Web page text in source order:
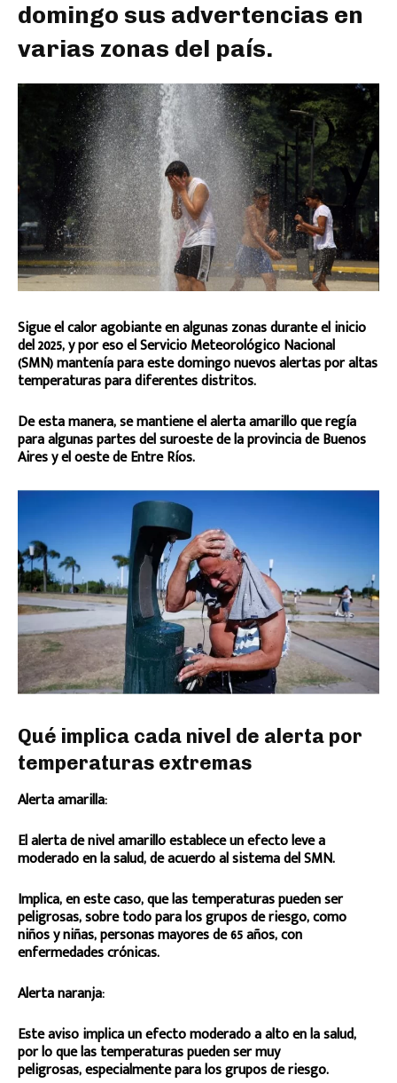
domingo sus advertencias en
varias zonas del país.
Sigue el calor agobiante en algunas zonas durante el inicio
del 2025, y por eso el Servicio Meteorológico Nacional
(SMN) mantenía para este domingo nuevos alertas por altas
temperaturas para diferentes distritos.
De esta manera, se mantiene el alerta amarillo que regía
para algunas partes del suroeste de la provincia de Buenos
Aires y el oeste de Entre Ríos.
Qué implica cada nivel de alerta por
temperaturas extremas
Alerta amarilla:
El alerta de nivel amarillo establece un efecto leve a
moderado en la salud, de acuerdo al sistema del SMN.
Implica, en este caso, que las temperaturas pueden ser
peligrosas, sobre todo para los grupos de riesgo, como
niños y niñas, personas mayores de 65 años, con
enfermedades crónicas.
Alerta naranja:
Este aviso implica un efecto moderado a alto en la salud,
por lo que las temperaturas pueden ser muy
peligrosas, especialmente para los grupos de riesgo.